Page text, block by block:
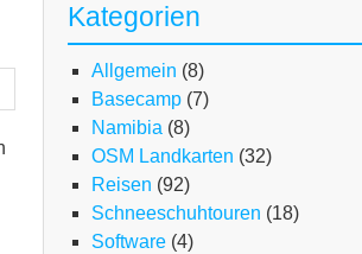
Unterallgäu
Kategorien
Allgemein (8)
Basecamp (7)
Namibia (8)
OSM Landkarten (32)
Reisen (92)
Schneeschuhtouren (18)
Software (4)